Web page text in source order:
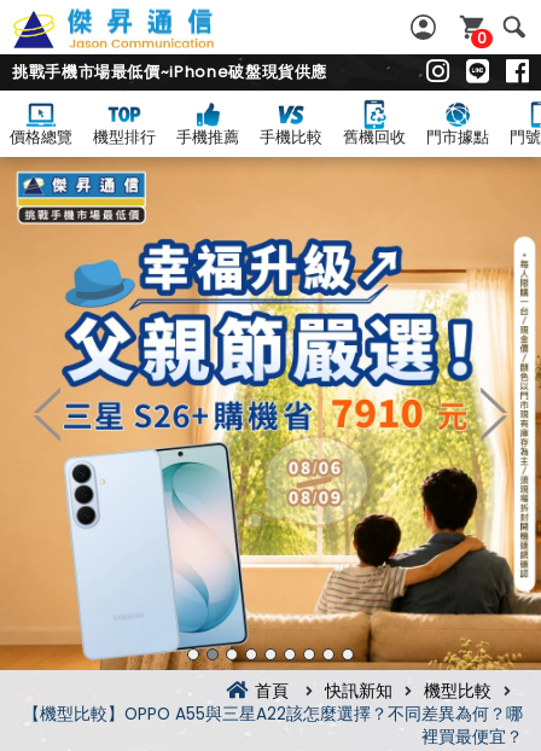
0
挑戰手機市場最低價~iPhone破盤現貨供應
價格總覽 機型排行 手機推薦 手機比較 舊機回收 門市據點 門
首頁 快訊新知
機型比較
【機型比較】OPPO A55與三星A22該怎麼選擇？不同差異為何？哪
裡買最便宜？